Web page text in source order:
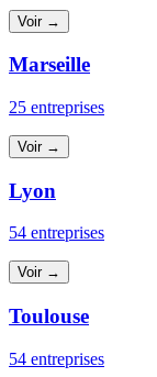
Voir →
Marseille
25 entreprises
Voir →
Lyon
54 entreprises
Voir →
Toulouse
54 entreprises